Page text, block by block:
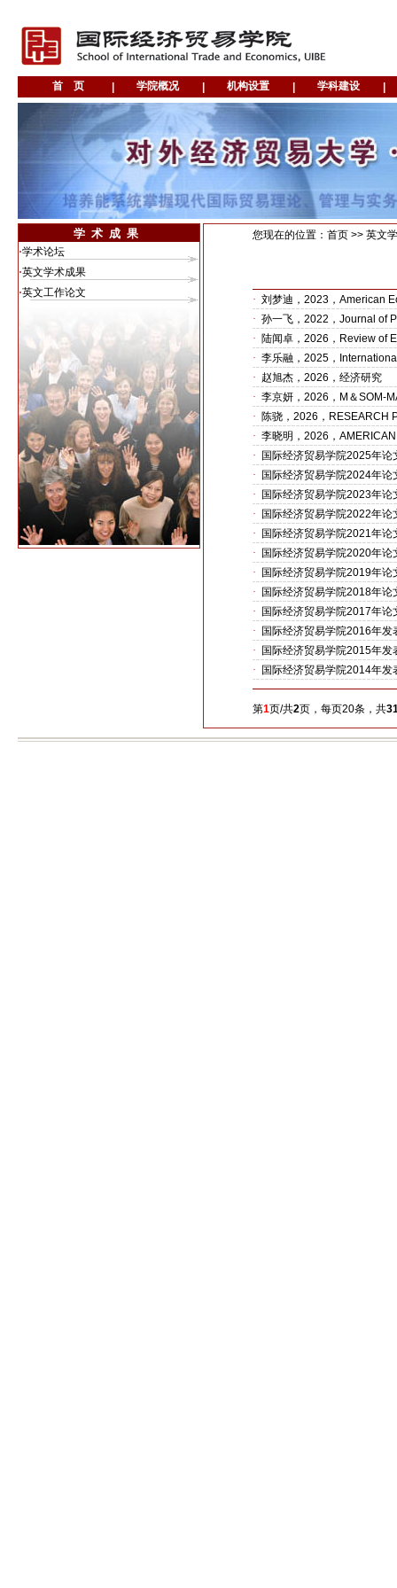
学术成果
·学术论坛
·英文学术成果
·英文工作论文
您现在的位置：首页 >> 英文
· 刘梦迪，2023，American
· 孙一飞，2022，Journal of
· 陆闻卓，2026，Review of
· 李乐融，2025，
· 赵旭杰，2026，经济研究
· 李京妍，2026，M＆SOM-
· 陈骁，2026，RESEARCH
· 李晓明，2026，
·
国际经济贸易学院2025年论
·
国际经济贸易学院2024年论
·
国际经济贸易学院2023年论
·
国际经济贸易学院2022年论
·
国际经济贸易学院2021年论
·
国际经济贸易学院2020年论
·
国际经济贸易学院2019年论
·
国际经济贸易学院2018年论
·
国际经济贸易学院2017年论
·
国际经济贸易学院2016年发
·
国际经济贸易学院2015年发
·
国际经济贸易学院2014年发
第1页/共2页，每页20条，共